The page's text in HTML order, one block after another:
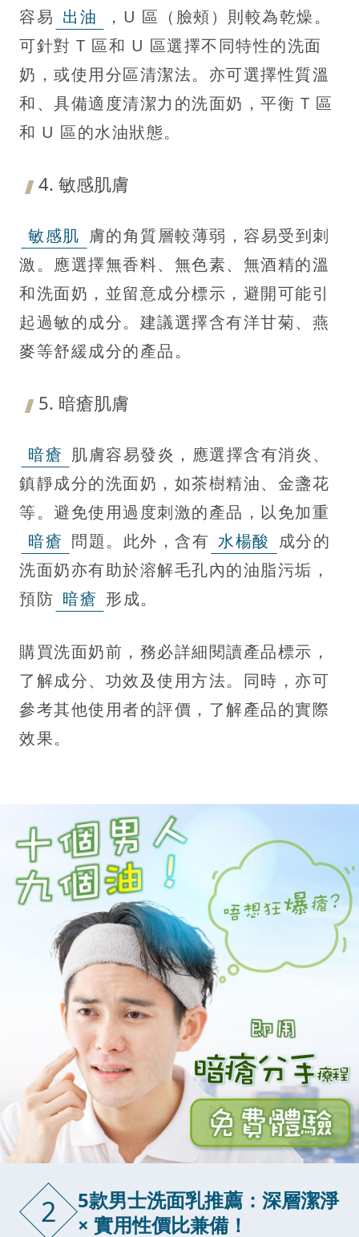
容易 出油
，U 區（臉頰）則較為乾燥。
可針對 T 區和 U 區選擇不同特性的洗面
奶，或使用分區清潔法。亦可選擇性質溫
和、具備適度清潔力的洗面奶，平衡 T 區
和 U 區的水油狀態。
4. 敏感肌膚
敏感肌 膚的角質層較薄弱，容易受到刺
激。應選擇無香料、無色素、無酒精的溫
和洗面奶，並留意成分標示，避開可能引
起過敏的成分。建議選擇含有洋甘菊、燕
麥等舒緩成分的產品。
5. 暗瘡肌膚
暗瘡 肌膚容易發炎，應選擇含有消炎、
鎮靜成分的洗面奶，如茶樹精油、金盞花
等。避免使用過度刺激的產品，以免加重
暗瘡 問題。此外，含有 水楊酸 成分的
洗面奶亦有助於溶解毛孔內的油脂污垢，
預防 暗瘡 形成。
購買洗面奶前，務必詳細閱讀產品標示，
了解成分、功效及使用方法。同時，亦可
參考其他使用者的評價，了解產品的實際
效果。
2
5款男士洗面乳推薦：深層潔淨
× 實用性價比兼備！